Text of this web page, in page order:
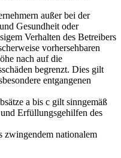
außer bei der
Gesundheit oder
Verhalten des Betreibers
vorhersehbaren
nach auf die
begrenzt. Dies gilt
entgangenen
a bis c gilt sinngemäß
Erfüllungsgehilfen des
zwingendem nationalem